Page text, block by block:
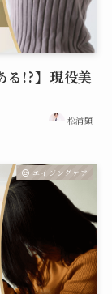
る!?】現役美
松浦顕
エイジングケア